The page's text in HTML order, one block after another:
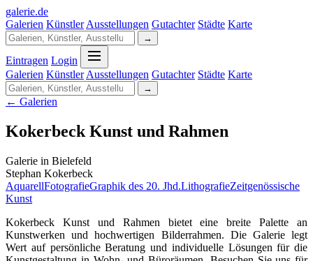
galerie.de
Galerien Künstler Ausstellungen Gutachter Städte Karte
→
Eintragen Login
Galerien Künstler Ausstellungen Gutachter Städte Karte
→
← Galerien
Kokerbeck Kunst und Rahmen
Galerie in Bielefeld
Stephan Kokerbeck
AquarellFotografieGraphik des 20. Jhd.LithografieZeitgenössische
Kunst
Kokerbeck Kunst und Rahmen bietet eine breite Palette an
Kunstwerken und hochwertigen Bilderrahmen. Die Galerie legt
Wert auf persönliche Beratung und individuelle Lösungen für die